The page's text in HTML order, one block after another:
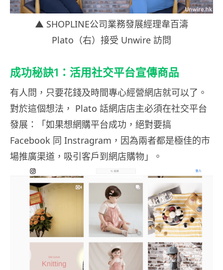
▲ SHOPLINE公司業務發展經理韋百濤
Plato（右）接受 Unwire 訪問
成功秘訣1：活用社交平台宣傳商品
有人問，只要花錢及時間專心經營網店就可以了。
對於這個想法， Plato 話網店店主必須在社交平台
發展：「如果想網購平台成功，絕對要搞
Facebook 同 Instragram，因為兩者都是極佳的市
場推廣渠道，吸引客戶到網店購物」。